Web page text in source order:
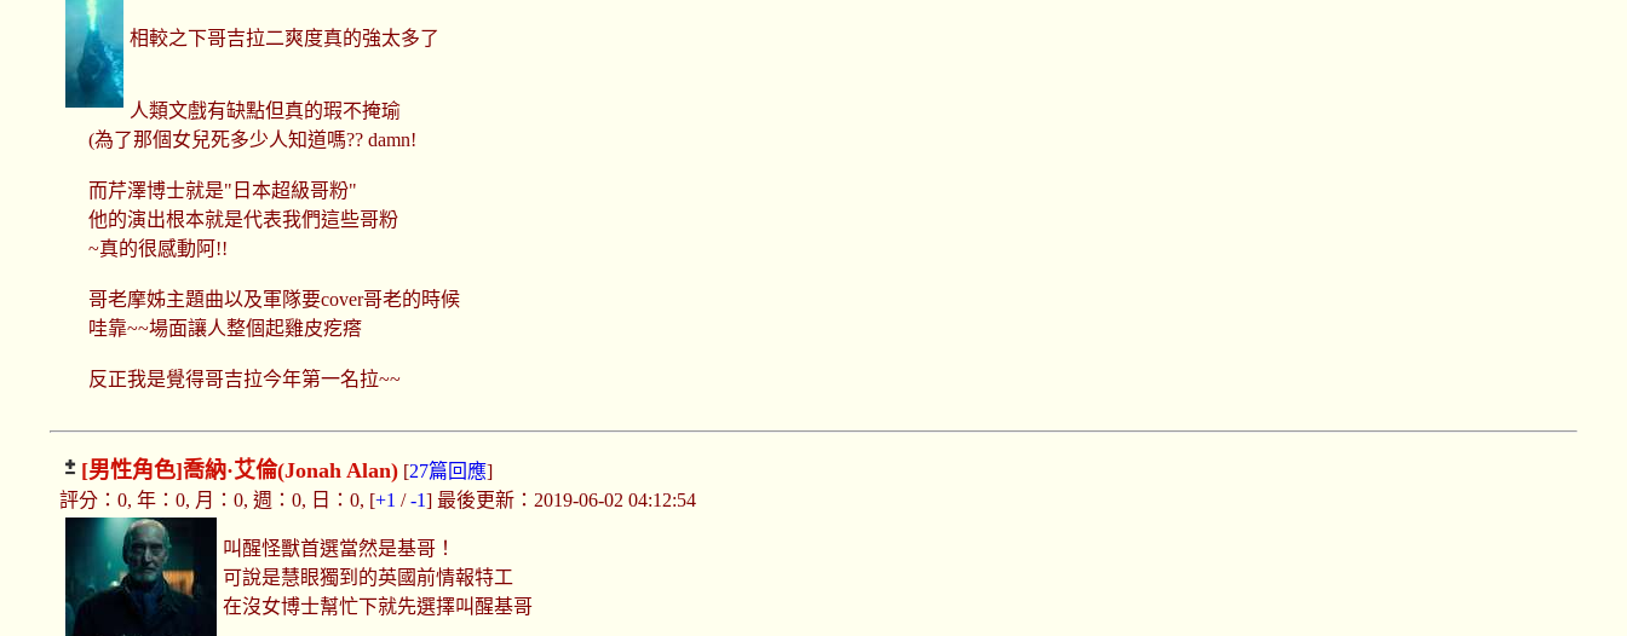
相較之下哥吉拉二爽度真的強太多了
人類文戲有缺點但真的瑕不掩瑜
(為了那個女兒死多少人知道嗎?? damn!
而芹澤博士就是"日本超級哥粉"
他的演出根本就是代表我們這些哥粉
~真的很感動阿!!
哥老摩姊主題曲以及軍隊要cover哥老的時候
哇靠~~場面讓人整個起雞皮疙瘩
反正我是覺得哥吉拉今年第一名拉~~
[男性角色]喬納·艾倫(Jonah Alan) [27篇回應]
評分：0, 年：0, 月：0, 週：0, 日：0, [+1 /-1] 最後更新：2019-06-02 04:12:54
叫醒怪獸首選當然是基哥！
可說是慧眼獨到的英國前情報特工
在沒女博士幫忙下就先選擇叫醒基哥